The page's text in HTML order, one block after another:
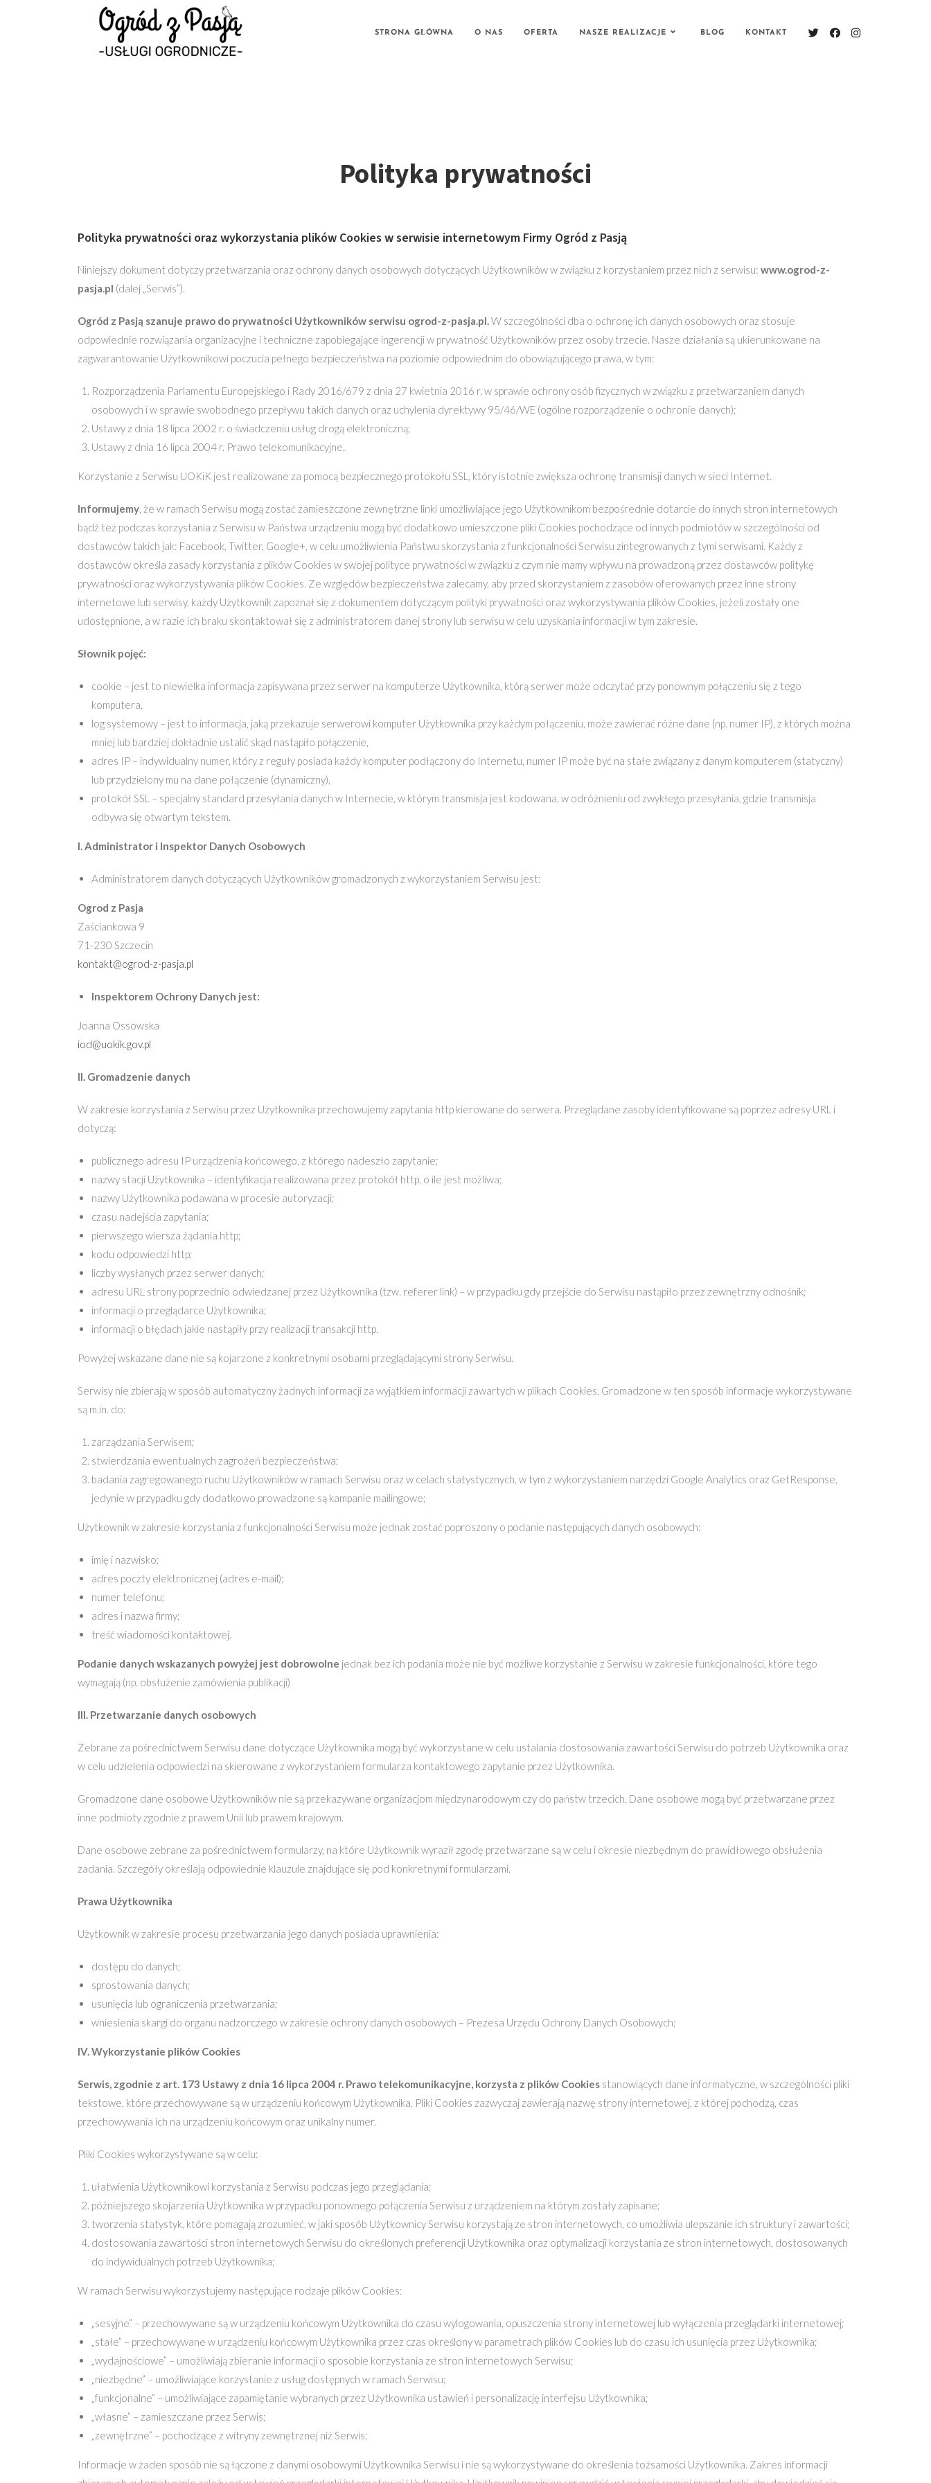
STRONA GŁÓWNA O NAS OFERTA NASZE REALIZACJE BLOG KONTAKT
Polityka prywatności
Polityka prywatności oraz wykorzystania plików Cookies w serwisie internetowym Firmy Ogród z Pasją
Niniejszy dokument dotyczy przetwarzania oraz ochrony danych osobowych dotyczących Użytkowników w związku z korzystaniem przez nich z serwisu: www.ogrod-z-
pasja.pl (dalej „Serwis”).
Ogród z Pasją szanuje prawo do prywatności Użytkowników serwisu ogrod-z-pasja.pl.W szczególności dba o ochronę ich danych osobowych oraz stosuje
odpowiednie rozwiązania organizacyjne i techniczne zapobiegające ingerencji w prywatność Użytkowników przez osoby trzecie. Nasze działania są ukierunkowane na
zagwarantowanie Użytkownikowi poczucia pełnego bezpieczeństwa na poziomie odpowiednim do obowiązującego prawa, w tym:
Rozporządzenia Parlamentu Europejskiego i Rady 2016/679 z dnia 27 kwietnia 2016 r. w sprawie ochrony osób fizycznych w związku z przetwarzaniem danych
osobowych i w sprawie swobodnego przepływu takich danych oraz uchylenia dyrektywy 95/46/WE (ogólne rozporządzenie o ochronie danych);
Ustawy z dnia 18 lipca 2002 r. o świadczeniu usług drogą elektroniczną;
Ustawy z dnia 16 lipca 2004 r. Prawo telekomunikacyjne.
Korzystanie z Serwisu UOKiK jest realizowane za pomocą bezpiecznego protokołu SSL, który istotnie zwiększa ochronę transmisji danych w sieci Internet.
Informujemy, że w ramach Serwisu mogą zostać zamieszczone zewnętrzne linki umożliwiające jego Użytkownikom bezpośrednie dotarcie do innych stron internetowych
bądź też podczas korzystania z Serwisu w Państwa urządzeniu mogą być dodatkowo umieszczone pliki Cookies pochodzące od innych podmiotów w szczególności od
dostawców takich jak: Facebook, Twitter, Google+, w celu umożliwienia Państwu skorzystania z funkcjonalności Serwisu zintegrowanych z tymi serwisami. Każdy z
dostawców określa zasady korzystania z plików Cookies w swojej polityce prywatności w związku z czym nie mamy wpływu na prowadzoną przez dostawców politykę
prywatności oraz wykorzystywania plików Cookies. Ze względów bezpieczeństwa zalecamy, aby przed skorzystaniem z zasobów oferowanych przez inne strony
internetowe lub serwisy, każdy Użytkownik zapoznał się z dokumentem dotyczącym polityki prywatności oraz wykorzystywania plików Cookies, jeżeli zostały one
udostępnione, a w razie ich braku skontaktował się z administratorem danej strony lub serwisu w celu uzyskania informacji w tym zakresie.
Słownik pojęć:
cookie – jest to niewielka informacja zapisywana przez serwer na komputerze Użytkownika, którą serwer może odczytać przy ponownym połączeniu się z tego
komputera,
log systemowy – jest to informacja, jaką przekazuje serwerowi komputer Użytkownika przy każdym połączeniu, może zawierać różne dane (np. numer IP), z których można
mniej lub bardziej dokładnie ustalić skąd nastąpiło połączenie,
adres IP – indywidualny numer, który z reguły posiada każdy komputer podłączony do Internetu, numer IP może być na stałe związany z danym komputerem (statyczny)
lub przydzielony mu na dane połączenie (dynamiczny),
protokół SSL – specjalny standard przesyłania danych w Internecie, w którym transmisja jest kodowana, w odróżnieniu od zwykłego przesyłania, gdzie transmisja
odbywa się otwartym tekstem.
I. Administrator i Inspektor Danych Osobowych
Administratorem danych dotyczących Użytkowników gromadzonych z wykorzystaniem Serwisu jest:
Ogrod z Pasja
Zaściankowa 9
71-230 Szczecin
kontakt@ogrod-z-pasja.pl
Inspektorem Ochrony Danych jest:
Joanna Ossowska
iod@uokik.gov.pl
II. Gromadzenie danych
W zakresie korzystania z Serwisu przez Użytkownika przechowujemy zapytania http kierowane do serwera. Przeglądane zasoby identyfikowane są poprzez adresy URL i
dotyczą:
publicznego adresu IP urządzenia końcowego, z którego nadeszło zapytanie;
nazwy stacji Użytkownika – identyfikacja realizowana przez protokół http, o ile jest możliwa;
nazwy Użytkownika podawana w procesie autoryzacji;
czasu nadejścia zapytania;
pierwszego wiersza żądania http;
kodu odpowiedzi http;
liczby wysłanych przez serwer danych;
adresu URL strony poprzednio odwiedzanej przez Użytkownika (tzw. referer link) – w przypadku gdy przejście do Serwisu nastąpiło przez zewnętrzny odnośnik;
informacji o przeglądarce Użytkownika;
informacji o błędach jakie nastąpiły przy realizacji transakcji http.
Powyżej wskazane dane nie są kojarzone z konkretnymi osobami przeglądającymi strony Serwisu.
Serwisy nie zbierają w sposób automatyczny żadnych informacji za wyjątkiem informacji zawartych w plikach Cookies. Gromadzone w ten sposób informacje wykorzystywane
są m.in. do:
zarządzania Serwisem;
stwierdzania ewentualnych zagrożeń bezpieczeństwa;
badania zagregowanego ruchu Użytkowników w ramach Serwisu oraz w celach statystycznych, w tym z wykorzystaniem narzędzi Google Analytics oraz GetResponse,
jedynie w przypadku gdy dodatkowo prowadzone są kampanie mailingowe;
Użytkownik w zakresie korzystania z funkcjonalności Serwisu może jednak zostać poproszony o podanie następujących danych osobowych:
imię i nazwisko;
adres poczty elektronicznej (adres e-mail);
numer telefonu;
adres i nazwa firmy;
treść wiadomości kontaktowej.
Podanie danych wskazanych powyżej jest dobrowolne jednak bez ich podania może nie być możliwe korzystanie z Serwisu w zakresie funkcjonalności, które tego
wymagają (np. obsłużenie zamówienia publikacji)
III. Przetwarzanie danych osobowych
Zebrane za pośrednictwem Serwisu dane dotyczące Użytkownika mogą być wykorzystane w celu ustalania dostosowania zawartości Serwisu do potrzeb Użytkownika oraz
w celu udzielenia odpowiedzi na skierowane z wykorzystaniem formularza kontaktowego zapytanie przez Użytkownika.
Gromadzone dane osobowe Użytkowników nie są przekazywane organizacjom międzynarodowym czy do państw trzecich. Dane osobowe mogą być przetwarzane przez
inne podmioty zgodnie z prawem Unii lub prawem krajowym.
Dane osobowe zebrane za pośrednictwem formularzy, na które Użytkownik wyraził zgodę przetwarzane są w celu i okresie niezbędnym do prawidłowego obsłużenia
zadania. Szczegóły określają odpowiednie klauzule znajdujące się pod konkretnymi formularzami.
Prawa Użytkownika
Użytkownik w zakresie procesu przetwarzania jego danych posiada uprawnienia:
dostępu do danych;
sprostowania danych;
usunięcia lub ograniczenia przetwarzania;
wniesienia skargi do organu nadzorczego w zakresie ochrony danych osobowych – Prezesa Urzędu Ochrony Danych Osobowych;
IV. Wykorzystanie plików Cookies
Serwis, zgodnie z art. 173 Ustawy z dnia 16 lipca 2004 r. Prawo telekomunikacyjne, korzysta z plików Cookies stanowiących dane informatyczne, w szczególności pliki
tekstowe, które przechowywane są w urządzeniu końcowym Użytkownika. Pliki Cookies zazwyczaj zawierają nazwę strony internetowej, z której pochodzą, czas
przechowywania ich na urządzeniu końcowym oraz unikalny numer.
Pliki Cookies wykorzystywane są w celu:
ułatwienia Użytkownikowi korzystania z Serwisu podczas jego przeglądania;
późniejszego skojarzenia Użytkownika w przypadku ponownego połączenia Serwisu z urządzeniem na którym zostały zapisane;
tworzenia statystyk, które pomagają zrozumieć, w jaki sposób Użytkownicy Serwisu korzystają ze stron internetowych, co umożliwia ulepszanie ich struktury i zawartości;
dostosowania zawartości stron internetowych Serwisu do określonych preferencji Użytkownika oraz optymalizacji korzystania ze stron internetowych, dostosowanych
do indywidualnych potrzeb Użytkownika;
W ramach Serwisu wykorzystujemy następujące rodzaje plików Cookies:
„sesyjne” – przechowywane są w urządzeniu końcowym Użytkownika do czasu wylogowania, opuszczenia strony internetowej lub wyłączenia przeglądarki internetowej;
„stałe” – przechowywane w urządzeniu końcowym Użytkownika przez czas określony w parametrach plików Cookies lub do czasu ich usunięcia przez Użytkownika;
„wydajnościowe” – umożliwiają zbieranie informacji o sposobie korzystania ze stron internetowych Serwisu;
„niezbędne” – umożliwiające korzystanie z usług dostępnych w ramach Serwisu;
„funkcjonalne” – umożliwiające zapamiętanie wybranych przez Użytkownika ustawień i personalizację interfejsu Użytkownika;
„własne” – zamieszczane przez Serwis;
„zewnętrzne” – pochodzące z witryny zewnętrznej niż Serwis;
Informacje w żaden sposób nie są łączone z danymi osobowymi Użytkownika Serwisu i nie są wykorzystywane do określenia tożsamości Użytkownika. Zakres informacji